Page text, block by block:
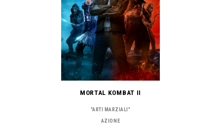
MORTAL KOMBAT II
"ARTI MARZIALI"
AZIONE